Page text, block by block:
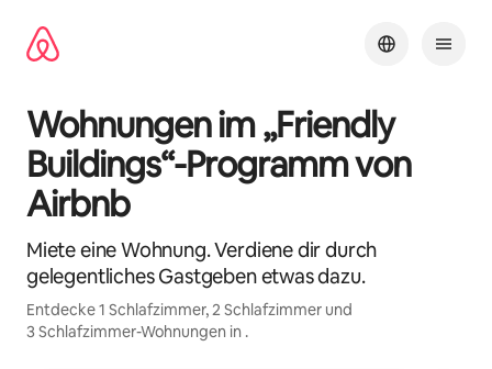
Inhalten
springen
Wohnungen im „Friendly
Buildings“-Programm von
Airbnb
Miete eine Wohnung. Verdiene dir durch
gelegentliches Gastgeben etwas dazu.
Entdecke 1 Schlafzimmer, 2 Schlafzimmer und
3 Schlafzimmer-Wohnungen in .